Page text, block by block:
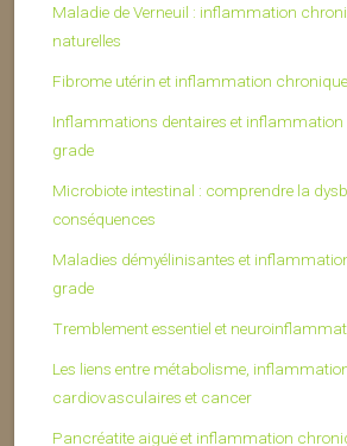
Maladie de Verneuil : inflammation
naturelles
Fibrome utérin et inflammation
Inflammations dentaires et inflammation
grade
Microbiote intestinal : comprendre la
conséquences
Maladies démyélinisantes et
grade
Tremblement essentiel et
Les liens entre métabolisme,
cardiovasculaires et cancer
Pancréatite aiguë et inflammation